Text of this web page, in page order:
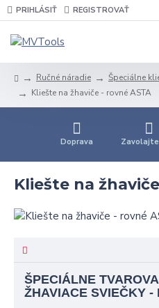
PRIHLÁSIŤ REGISTROVAŤ
Ručné náradie
Špeciálne
Kliešte na žhaviče - rovné ASTA
Doprava Zavolajte
Kliešte na
ŠPECIÁLNE
ŽHAVIACE SVIEČKY -